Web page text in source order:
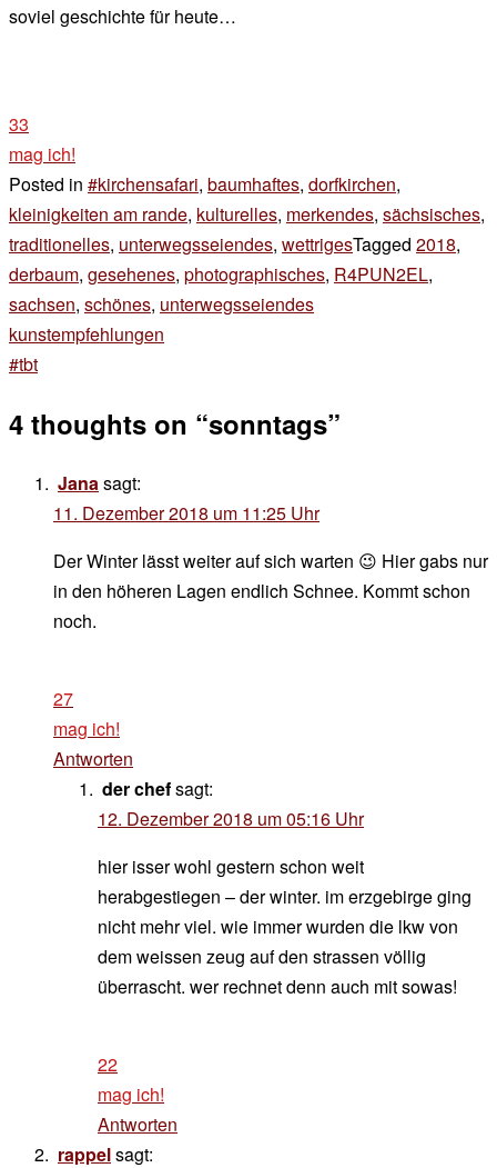
soviel geschichte für heute…
33
mag ich!
Posted in #kirchensafari, baumhaftes, dorfkirchen,
kleinigkeiten am rande, kulturelles, merkendes, sächsisches,
traditionelles, unterwegsseiendes, wettrigesTagged 2018,
derbaum, gesehenes, photographisches, R4PUN2EL,
sachsen, schönes, unterwegsseiendes
Beitragsnavigation
kunstempfehlungen
#tbt
4 thoughts on “sonntags”
Janasagt:
11. Dezember 2018 um 11:25 Uhr
Der Winter lässt weiter auf sich warten 😉 Hier gabs nur
in den höheren Lagen endlich Schnee. Kommt schon
noch.
27
mag ich!
Antworten
der chefsagt:
12. Dezember 2018 um 05:16 Uhr
hier isser wohl gestern schon weit
herabgestiegen – der winter. im erzgebirge ging
nicht mehr viel. wie immer wurden die lkw von
dem weissen zeug auf den strassen völlig
überrascht. wer rechnet denn auch mit sowas!
22
mag ich!
Antworten
rappelsagt: